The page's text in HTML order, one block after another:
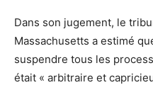
Dans son jugement, le
Massachusetts a estimé
suspendre tous les
était « arbitraire et